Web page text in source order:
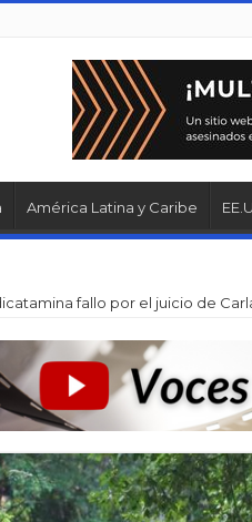
América Latina y Caribe
fallo por el juicio de